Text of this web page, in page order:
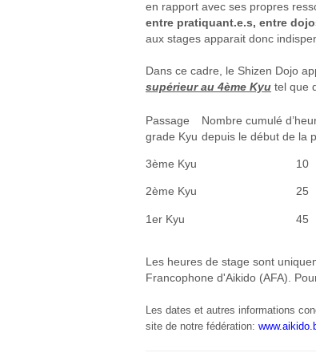
en rapport avec ses propres
entre pratiquant.e.s, entre
aux stages apparait donc
Dans ce cadre, le Shizen Dojo
supérieur au 4ème Kyu tel que
Passage
grade Kyu
Nombre cumulé
depuis le début de la
3ème Kyu 10
2ème Kyu 25
1er Kyu 45
Les heures de stage sont
Francophone d'Aikido (AFA).
Les dates et autres informations
site de notre fédération: